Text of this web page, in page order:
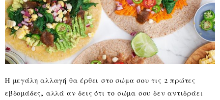
Η μεγάλη αλλαγή θα έρθει στο σώμα σου τις 2 πρώτες
εβδομάδες, αλλά αν δεις ότι το σώμα σου δεν αντιδράει